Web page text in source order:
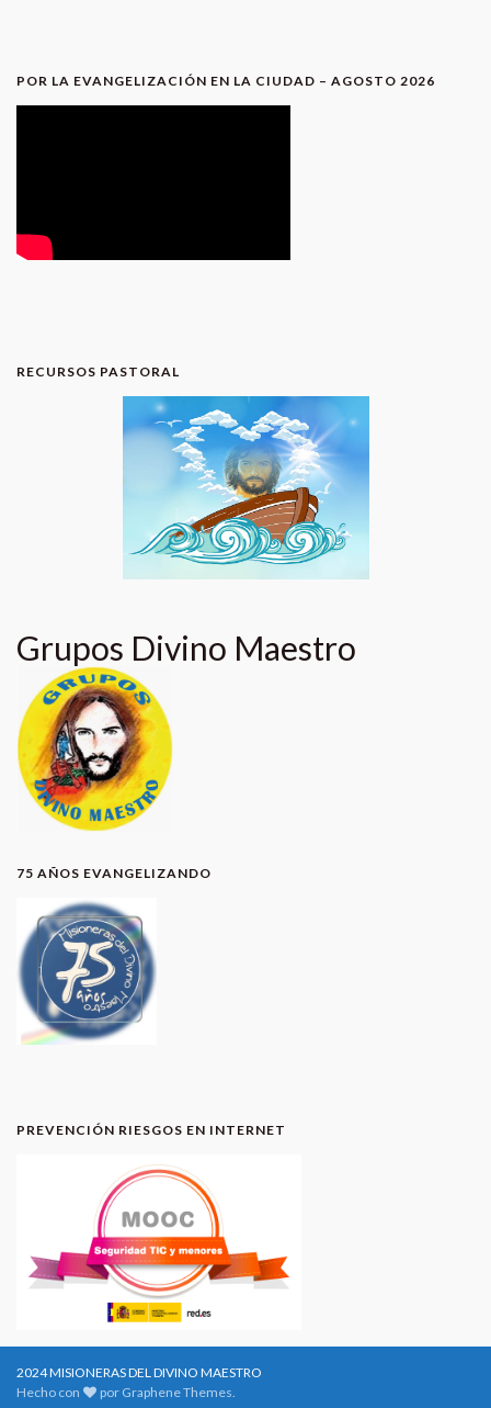
POR LA EVANGELIZACIÓN EN LA CIUDAD – AGOSTO 2026
RECURSOS PASTORAL
Grupos Divino Maestro
75 AÑOS EVANGELIZANDO
PREVENCIÓN RIESGOS EN INTERNET
2024 MISIONERAS DEL DIVINO MAESTRO
Hecho con
por Graphene Themes.